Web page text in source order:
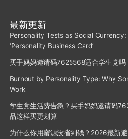
最新更新
Personality Tests as Social
‘Personality Business Card’
买手妈妈邀请码7625568适合学生党吗
Burnout by Personality Type: Why
Work
学生党生活费告急？买手妈妈邀请码
品这样买更划算
为什么你用蜜源没省到钱？2026最新